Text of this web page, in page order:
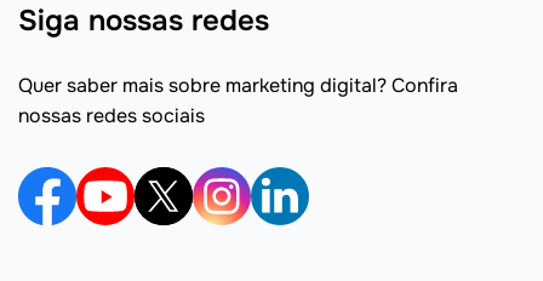
Siga nossas redes
Quer saber mais sobre marketing digital? Confira
nossas redes sociais